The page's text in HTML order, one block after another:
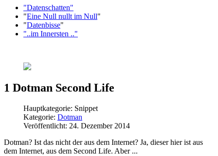
"Datenschatten"
"Eine Null nullt im Null"
"Datenbisse"
"..im Innersten .."
1 Dotman Second Life
Hauptkategorie: Snippet
Kategorie: Dotman
Veröffentlicht: 24. Dezember 2014
Dotman? Ist das nicht der aus dem Internet? Ja, dieser hier ist aus
dem Internet, aus dem Second Life. Aber ...